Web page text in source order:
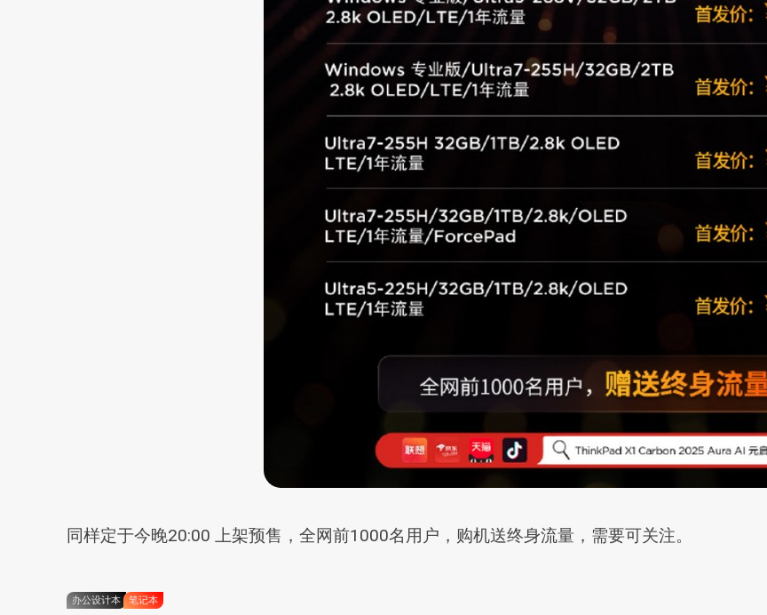
同样定于今晚20:00 上架预售，全网前1000名用户，购机送终身流量，需要可关注。
办公设计本 笔记本